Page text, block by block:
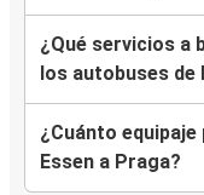
¿Qué servicios a
los autobuses de
¿Cuánto
Essen a Praga?